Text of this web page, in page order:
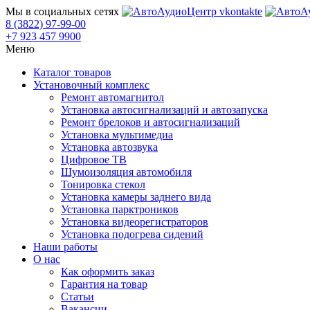
Мы в социальных сетях
8 (3822) 97-99-00
+7 923 457 9900
Меню
Каталог товаров
Установочный комплекс
Ремонт автомагнитол
Установка автосигнализаций и автозапуска
Ремонт брелоков и автосигнализаций
Установка мультимедиа
Установка автозвука
Цифровое ТВ
Шумоизоляция автомобиля
Тонировка стекол
Установка камеры заднего вида
Установка парктроников
Установка видеорегистраторов
Установка подогрева сидений
Наши работы
О нас
Как оформить заказ
Гарантия на товар
Статьи